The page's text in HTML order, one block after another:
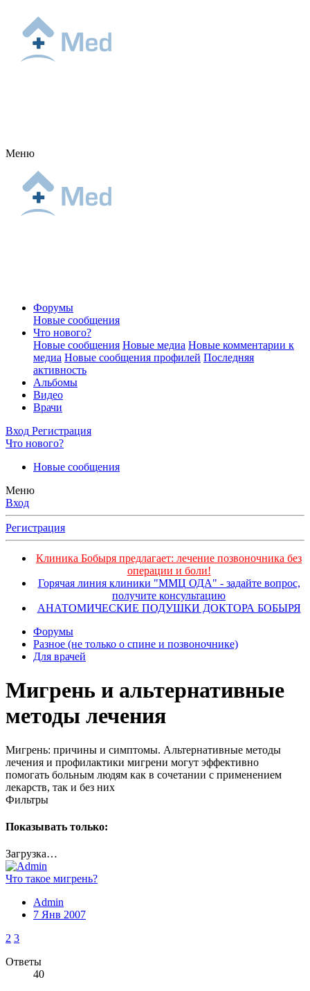
Меню
Форумы
Новые сообщения
Что нового?
Новые сообщения Новые медиа Новые комментарии к
медиа Новые сообщения профилей Последняя
активность
Альбомы
Видео
Врачи
Вход Регистрация
Что нового?
Новые сообщения
Меню
Вход
Регистрация
Клиника Бобыря предлагает: лечение позвоночника без
операции и боли!
Горячая линия клиники "ММЦ ОДА" - задайте вопрос,
получите консультацию
АНАТОМИЧЕСКИЕ ПОДУШКИ ДОКТОРА БОБЫРЯ
Форумы
Разное (не только о спине и позвоночнике)
Для врачей
Мигрень и альтернативные
методы лечения
Мигрень: причины и симптомы. Альтернативные методы
лечения и профилактики мигрени могут эффективно
помогать больным людям как в сочетании с применением
лекарств, так и без них
Фильтры
Показывать только:
Загрузка…
Что такое мигрень?
Admin
7 Янв 2007
2 3
Ответы
40